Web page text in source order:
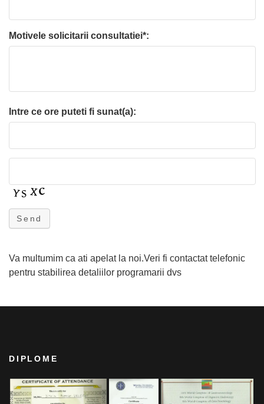
Motivele solicitarii consultatiei*:
Intre ce ore puteti fi sunat(a):
Send
Va multumim ca ati apelat la noi.Veri fi contactat telefonic
pentru stabilirea detaliilor programarii dvs
DIPLOME